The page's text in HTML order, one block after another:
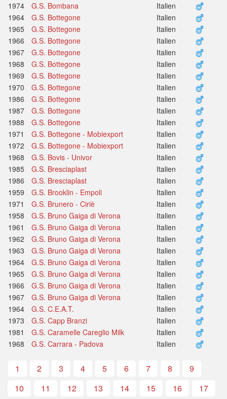
1974 G.S. Bombana
Italien
1964
G.S. Bottegone
Italien
1965
G.S. Bottegone
Italien
1966
G.S. Bottegone
Italien
1967
G.S. Bottegone
Italien
1968
G.S. Bottegone
Italien
1969
G.S. Bottegone
Italien
1970
G.S. Bottegone
Italien
1986
G.S. Bottegone
Italien
1987
G.S. Bottegone
Italien
1988
G.S. Bottegone
Italien
1971
G.S. Bottegone - Mobiexport
Italien
1972
G.S. Bottegone - Mobiexport
Italien
1968
G.S. Bovis - Univor
Italien
1985
G.S. Bresciaplast
Italien
1986
G.S. Bresciaplast
Italien
1959
G.S. Brooklin - Empoli
Italien
1971
G.S. Brunero - Ciriè
Italien
1958
G.S. Bruno Gaiga di Verona
Italien
1961
G.S. Bruno Gaiga di Verona
Italien
1962
G.S. Bruno Gaiga di Verona
Italien
1963
G.S. Bruno Gaiga di Verona
Italien
1964
G.S. Bruno Gaiga di Verona
Italien
1965
G.S. Bruno Gaiga di Verona
Italien
1966
G.S. Bruno Gaiga di Verona
Italien
1967
G.S. Bruno Gaiga di Verona
Italien
1964
G.S. C.E.A.T.
Italien
1973
G.S. Capp Branzi
Italien
1981
G.S. Caramelle Careglio Milk
Italien
1968
G.S. Carrara - Padova Italien
1 2 3 4 5 6 7 8
9
10
11 12 13 14 15 16
17